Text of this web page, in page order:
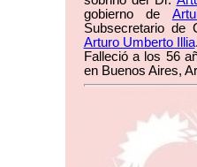
gobierno de
Subsecretario de
Arturo Umberto Illia.
Falleció a los 56
en Buenos Aires,